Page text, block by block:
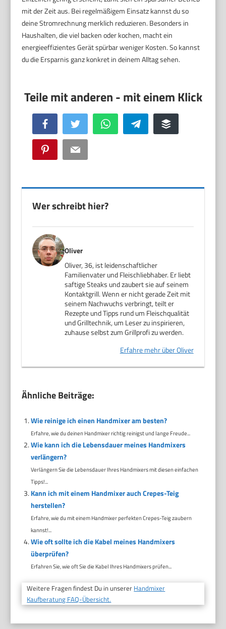
mit der Zeit aus. Bei regelmäßigem Einsatz kannst du so
deine Stromrechnung merklich reduzieren. Besonders in
Haushalten, die viel backen oder kochen, macht ein
energieeffizientes Gerät spürbar weniger Kosten. So kannst
du die Ersparnis ganz konkret in deinem Alltag sehen.
Facebook Twitter WhatsApp Telegram Buffer
Pinterest Email
Wer schreibt hier?
Oliver
Oliver, 36, ist leidenschaftlicher
Familienvater und Fleischliebhaber. Er liebt
saftige Steaks und zaubert sie auf seinem
Kontaktgrill. Wenn er nicht gerade Zeit mit
seinem Nachwuchs verbringt, teilt er
Rezepte und Tipps rund um Fleischqualität
und Grilltechnik, um Leser zu inspirieren,
zuhause selbst zum Grillprofi zu werden.
Erfahre mehr über Oliver
Ähnliche Beiträge:
Wie reinige ich einen Handmixer am besten?
Erfahre, wie du deinen Handmixer richtig reinigst und lange Freude...
Wie kann ich die Lebensdauer meines Handmixers
verlängern?
Verlängern Sie die Lebensdauer Ihres Handmixers mit diesen einfachen
Tipps!...
Kann ich mit einem Handmixer auch Crepes-Teig
herstellen?
Erfahre, wie du mit einem Handmixer perfekten Crepes-Teig zaubern
kannst!...
Wie oft sollte ich die Kabel meines Handmixers
überprüfen?
Erfahren Sie, wie oft Sie die Kabel Ihres Handmixers prüfen...
Weitere Fragen findest Du in unserer Handmixer
Kaufberatung FAQ-Übersicht.